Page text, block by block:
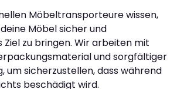
Möbeltransporteure wissen,
Möbel sicher und
zu bringen. Wir arbeiten mit
und sorgfältiger
um sicherzustellen, dass während
beschädigt wird.